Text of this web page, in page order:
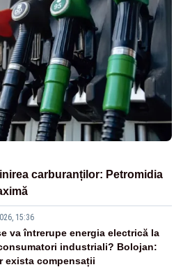
carburanților: Petromidia
15:36
va întrerupe energia electrică la
industriali? Bolojan:
exista compensații